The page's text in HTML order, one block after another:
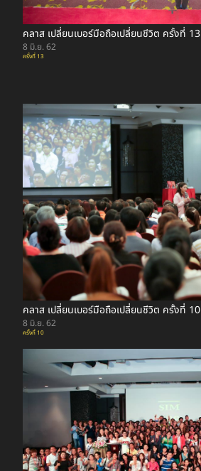
คลาส เปลี่ยนเบอร์มือถือเปลี่ยนชีวิต ครั้งที่ 13
8 มิ.ย. 62
ครั้งที่ 13
คลาส เปลี่ยนเบอร์มือถือเปลี่ยนชีวิต ครั้งที่ 10
8 มิ.ย. 62
ครั้งที่ 10